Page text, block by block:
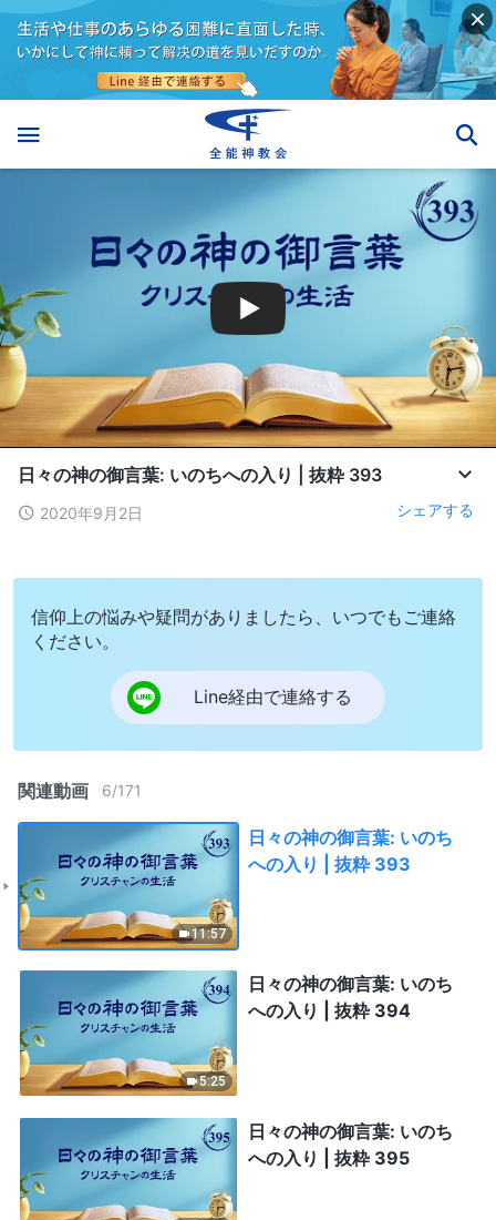
日々の神の御言葉: いのちへの入り | 抜粋 393
2020年9月2日 シェアする
信仰上の悩みや疑問がありましたら、いつでもご連絡
ください。
Line経由で連絡する
関連動画 6/171
11:57
日々の神の御言葉: いのち
への入り | 抜粋 393
5:25
日々の神の御言葉: いのち
への入り | 抜粋 394
日々の神の御言葉: いのち
への入り | 抜粋 395